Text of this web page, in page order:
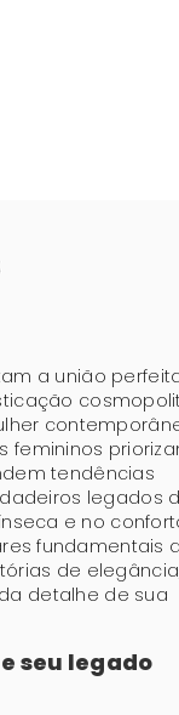
a união
femininos
tendências
legados
e no
fundamentais
de
detalhe de sua
seu legado